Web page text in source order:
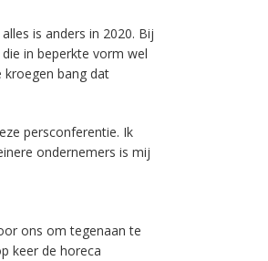
is anders in 2020. Bij
in beperkte vorm wel
bang dat
persconferentie. Ik
ondernemers is mij
ons om tegenaan te
keer de horeca